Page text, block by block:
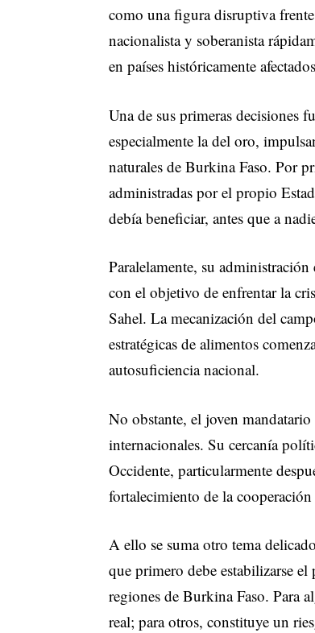
como una figura disruptiva
nacionalista y soberanista
en países históricamente
Una de sus primeras decisiones
especialmente la del oro,
naturales de Burkina Faso. Por
administradas por el propio
debía beneficiar, antes que a
Paralelamente, su
con el objetivo de enfrentar la
Sahel. La mecanización del
estratégicas de alimentos
autosuficiencia nacional.
No obstante, el joven
internacionales. Su cercanía
Occidente, particularmente
fortalecimiento de la
A ello se suma otro tema
que primero debe estabilizarse
regiones de Burkina Faso. Para
real; para otros, constituye un